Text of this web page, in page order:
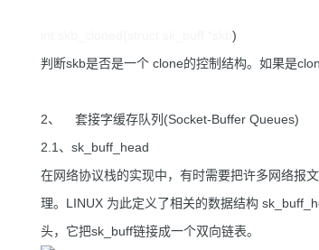
)
判断skb是否是一个 clone的控制结构。如果是
2、 套接字缓存队列(Socket-Buffer Queues)
2.1、sk_buff_head
在网络协议栈的实现中，有时需要把许多网络报
理。LINUX 为此定义了相关的数据结构
头，它把sk_buff链接成一个双向链表。